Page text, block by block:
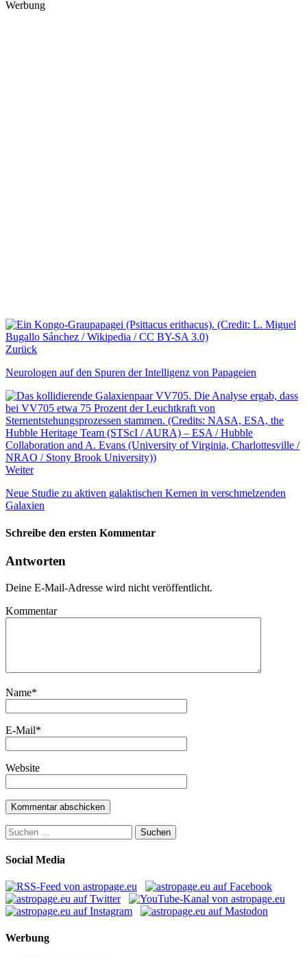
Werbung
Zurück
Neurologen auf den Spuren der Intelligenz von Papageien
Weiter
Neue Studie zu aktiven galaktischen Kernen in verschmelzenden
Galaxien
Schreibe den ersten Kommentar
Antworten
Deine E-Mail-Adresse wird nicht veröffentlicht.
Kommentar
Name*
E-Mail*
Website
Suchen
nach:
Social Media
Werbung